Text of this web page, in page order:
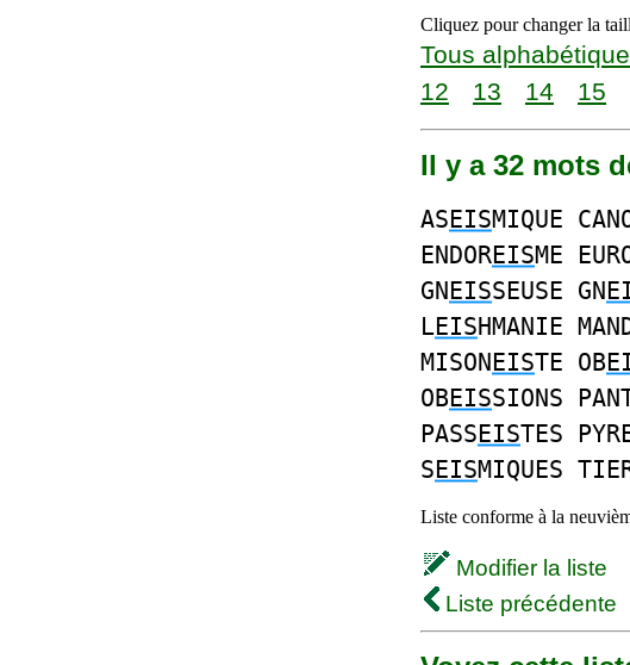
Cliquez pour changer la
Tous alphabétique
12
13 14 15
Il y a 32 mots
ASEISMIQUE
ENDOREISME
GNEISSEUSE GN
LEISHMANIE
MISONEISTE OB
OBEISSIONS
PASSEISTES
SEISMIQUES
Liste conforme à la
Modifier la liste
Liste précédente